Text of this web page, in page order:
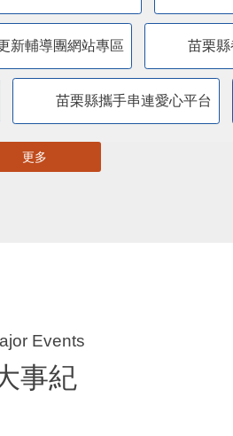
新輔導團網站專區 苗栗
苗栗縣攜手串連愛心平台
更多
事紀